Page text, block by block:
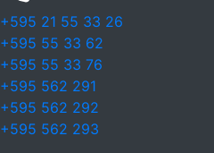
+595 21 55 33 26
+595 55 33 62
+595 55 33 76
+595 562 291
+595 562 292
+595 562 293